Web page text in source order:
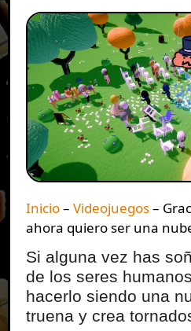
Inicio– Videojuegos–
ahora quiero ser una
Si alguna vez has
de los seres
hacerlo siendo una
truena y crea